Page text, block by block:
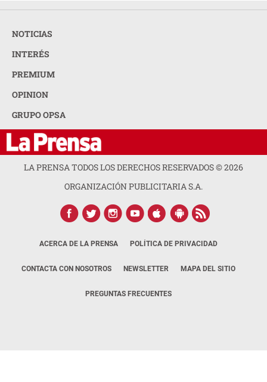
NOTICIAS
INTERÉS
PREMIUM
OPINION
GRUPO OPSA
LA PRENSA TODOS LOS DERECHOS RESERVADOS ©2026
ORGANIZACIÓN PUBLICITARIA S.A.
ACERCA DE LA PRENSA POLÍTICA DE PRIVACIDAD
CONTACTA CON NOSOTROS NEWSLETTER MAPA DEL SITIO
PREGUNTAS FRECUENTES